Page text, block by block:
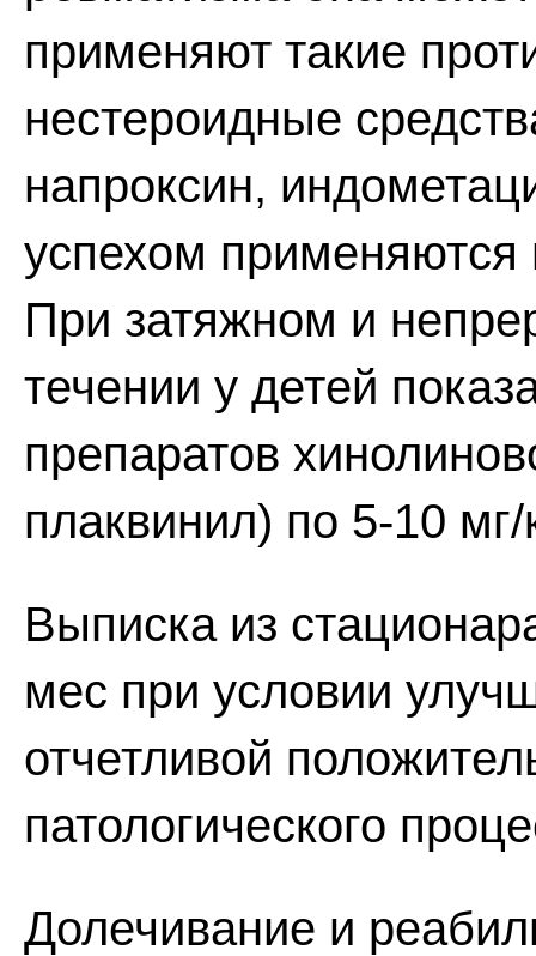
применяют такие
нестероидные
напроксин,
успехом
При затяжном и
течении у детей
препаратов
плаквинил) по 5-10 мг/
Выписка из
мес при условии
отчетливой
патологического
Долечивание и